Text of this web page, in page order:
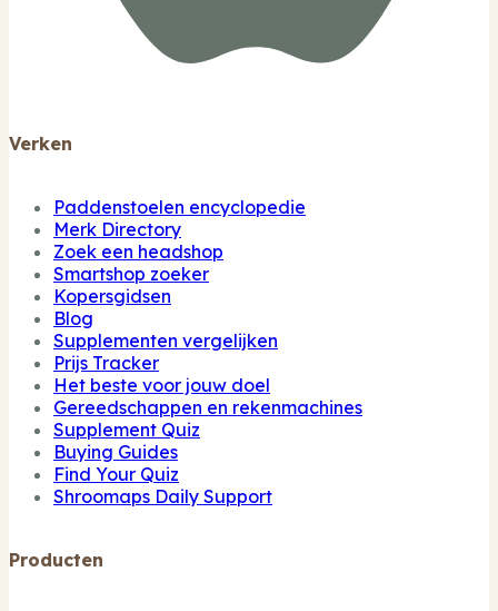
Verken
Paddenstoelen encyclopedie
Merk Directory
Zoek een headshop
Smartshop zoeker
Kopersgidsen
Blog
Supplementen vergelijken
Prijs Tracker
Het beste voor jouw doel
Gereedschappen en rekenmachines
Supplement Quiz
Buying Guides
Find Your Quiz
Shroomaps Daily Support
Producten